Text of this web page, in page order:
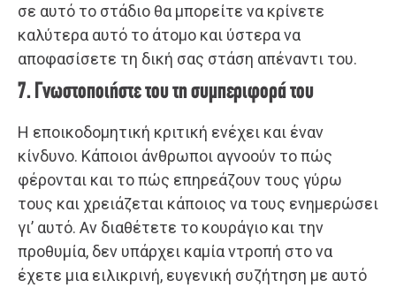
σε αυτό το στάδιο θα μπορείτε να κρίνετε
καλύτερα αυτό το άτομο και ύστερα να
αποφασίσετε τη δική σας στάση απέναντι του.
7. Γνωστοποιήστε του τη συμπεριφορά του
Η εποικοδομητική κριτική ενέχει και έναν
κίνδυνο. Κάποιοι άνθρωποι αγνοούν το πώς
φέρονται και το πώς επηρεάζουν τους γύρω
τους και χρειάζεται κάποιος να τους ενημερώσει
γι’ αυτό. Αν διαθέτετε το κουράγιο και την
προθυμία, δεν υπάρχει καμία ντροπή στο να
έχετε μια ειλικρινή, ευγενική συζήτηση με αυτό